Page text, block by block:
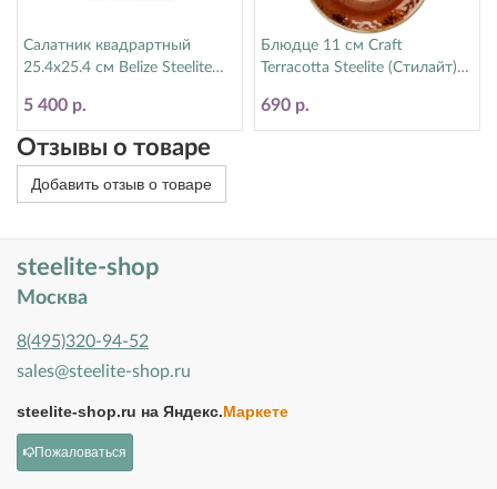
Салатник квадрартный
25.4х25.4 см Belize Steelite
5 400 р.
Блюдце 11 см Craft
Terracotta Steelite (Стилайт)
690 р.
Отзывы о товаре
Добавить отзыв о товаре
steelite-shop
Москва
8(495)320-94-52
sales@steelite-shop.ru
steelite-shop.ru на Яндекс.Маркете
Пожаловаться